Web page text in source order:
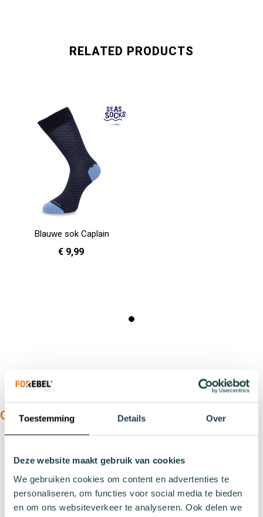
Toestemming Details Over
Deze website maakt gebruik van cookies
We gebruiken cookies om content en advertenties te
personaliseren, om functies voor social media te bieden
en om ons websiteverkeer te analyseren. Ook delen we
RELATED PRODUCTS
Blauwe sok Caplain
€ 9,99
ONS ASSORTIMENT:
Soorten
Sportsokken
Werksokken
Huissokken
Wintersokken